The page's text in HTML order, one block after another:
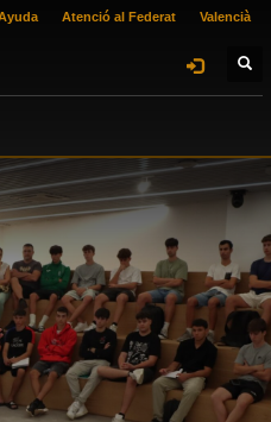
Atenció al Federat Valencià